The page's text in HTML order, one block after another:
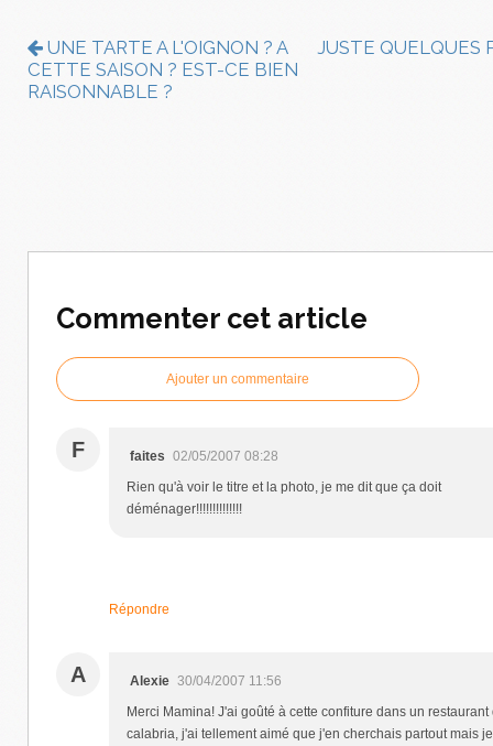
UNE TARTE A L'OIGNON ? A
CETTE SAISON ? EST-CE BIEN
RAISONNABLE ?
JUSTE QUELQUES
Commenter cet article
Ajouter un commentaire
F faites 02/05/2007 08:28
Rien qu'à voir le titre et la photo, je me dit que ça doit
déménager!!!!!!!!!!!!!!
Répondre
A Alexie 30/04/2007 11:56
Merci Mamina! J'ai goûté à cette confiture dans un restaurant
calabria, j'ai tellement aimé que j'en cherchais partout mais